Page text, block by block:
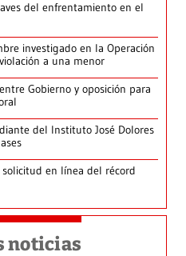
del enfrentamiento en el
investigado en la Operación
a una menor
Gobierno y oposición para
del Instituto José Dolores
en línea del récord
noticias